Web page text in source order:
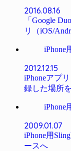
2016.08.16
「Google
リ（iOS/
iPhone
2012.12.15
iPhoneアプ
録した場所
iPhone
2009.01.07
iPhone用
ースへ